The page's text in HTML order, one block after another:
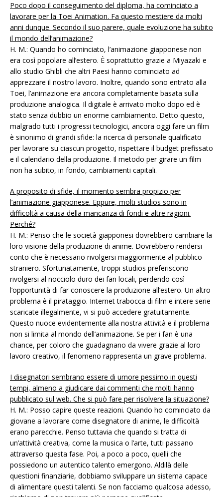
Poco dopo il conseguimento del diploma, ha cominciato a
lavorare per la Toei Animation. Fa questo mestiere da molti
anni dunque. Secondo il suo parere, quale evoluzione ha subito
il mondo dell’animazione?
H. M.: Quando ho cominciato, l’animazione giapponese non
era così popolare all’estero. È soprattutto grazie a Miyazaki e
allo studio Ghibli che altri Paesi hanno cominciato ad
apprezzare il nostro lavoro. Inoltre, quando sono entrato alla
Toei, l’animazione era ancora completamente basata sulla
produzione analogica. Il digitale è arrivato molto dopo ed è
stato senza dubbio un enorme cambiamento. Detto questo,
malgrado tutti i progressi tecnologici, ancora oggi fare un film
è sinonimo di grandi sfide: la ricerca di personale qualificato
per lavorare su ciascun progetto, rispettare il budget prefissato
e il calendario della produzione. Il metodo per girare un film
non ha subito, in fondo, cambiamenti capitali.
A proposito di sfide, il momento sembra propizio per
l’animazione giapponese. Eppure, molti studios sono in
difficoltà a causa della mancanza di fondi e altre ragioni.
Perché?
H. M.: Penso che le società giapponesi dovrebbero cambiare la
loro visione della produzione di anime. Dovrebbero rendersi
conto che è necessario rivolgersi maggiormente al pubblico
straniero. Sfortunatamente, troppi studios preferiscono
rivolgersi al nocciolo duro dei fan locali, perdendo così
l’opportunità di far conoscere la produzione all’estero. Un altro
problema è il pirataggio. Internet trabocca di film e intere serie
scaricate illegalmente, vi si può accedere gratuitamente.
Questo nuoce evidentemente alla nostra attività e il problema
non si limita al mondo dell’animazione. Se per i fan è una
chance, per coloro che guadagnano da vivere grazie al loro
lavoro creativo, il fenomeno rappresenta un grave problema.
I disegnatori sembrano essere di umore pessimo in questi
tempi, almeno a giudicare dai commenti che molti hanno
pubblicato sul web. Che si può fare per risolvere la situazione?
H. M.: Posso capire queste reazioni. Quando ho cominciato da
giovane a lavorare come disegnatore di anime, le difficoltà
erano parecchie. Penso tuttavia che quando si tratta di
un’attività creativa, come la musica o l’arte, tutti passano
attraverso questa fase. Poi, a poco a poco, quelli che
possiedono un autentico talento emergono. Aldilà delle
questioni finanziarie, dobbiamo sviluppare un sistema capace
di alimentare questi talenti. Se non facciamo qualcosa adesso,